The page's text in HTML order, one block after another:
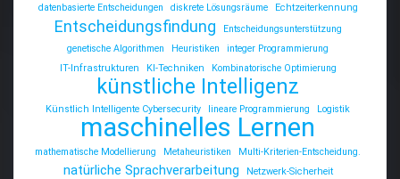
datenbasierte Entscheidungen diskrete Lösungsräume Echtzeiterkennung
Entscheidungsfindung
Entscheidungsunterstützung
genetische Algorithmen
Heuristiken
integer Programmierung
IT-Infrastrukturen
KI-Techniken Kombinatorische Optimierung
künstliche Intelligenz
Künstlich Intelligente Cybersecurity lineare Programmierung Logistik
maschinelles Lernen
mathematische Modellierung Metaheuristiken Multi-Kriterien-Entscheidung.
natürliche Sprachverarbeitung
Netzwerk-Sicherheit